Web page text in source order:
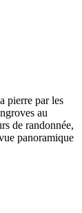
pierre par les
au
de randonnée,
panoramique